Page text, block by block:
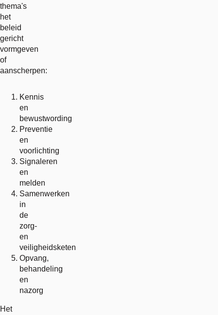
thema's
het
beleid
gericht
vormgeven
of
aanscherpen:
Kennis
en
bewustwording
Preventie
en
voorlichting
Signaleren
en
melden
Samenwerken
in
de
zorg-
en
veiligheidsketen
Opvang,
behandeling
en
nazorg
Het